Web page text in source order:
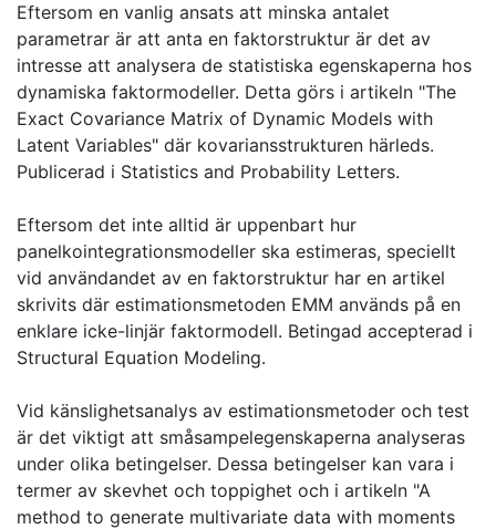
Eftersom en vanlig ansats att minska antalet
parametrar är att anta en faktorstruktur är det av
intresse att analysera de statistiska egenskaperna hos
dynamiska faktormodeller. Detta görs i artikeln "The
Exact Covariance Matrix of Dynamic Models with
Latent Variables" där kovariansstrukturen härleds.
Publicerad i Statistics and Probability Letters.
Eftersom det inte alltid är uppenbart hur
panelkointegrationsmodeller ska estimeras, speciellt
vid användandet av en faktorstruktur har en artikel
skrivits där estimationsmetoden EMM används på en
enklare icke-linjär faktormodell. Betingad accepterad i
Structural Equation Modeling.
Vid känslighetsanalys av estimationsmetoder och test
är det viktigt att småsampelegenskaperna analyseras
under olika betingelser. Dessa betingelser kan vara i
termer av skevhet och toppighet och i artikeln "A
method to generate multivariate data with moments